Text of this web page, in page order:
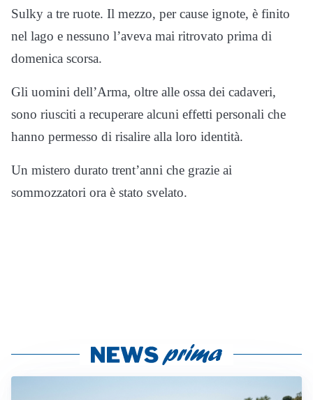
Sulky a tre ruote. Il mezzo, per cause ignote, è finito
nel lago e nessuno l’aveva mai ritrovato prima di
domenica scorsa.
Gli uomini dell’Arma, oltre alle ossa dei cadaveri,
sono riusciti a recuperare alcuni effetti personali che
hanno permesso di risalire alla loro identità.
Un mistero durato trent’anni che grazie ai
sommozzatori ora è stato svelato.